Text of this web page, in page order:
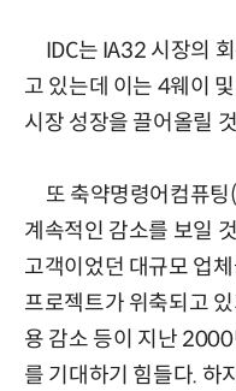
IDC는 IA32 시장의
고 있는데 이는 4웨이
시장 성장을 끌어올릴
또 축약명령어컴퓨팅
계속적인 감소를 보일
고객이었던 대규모 업
프로젝트가 위축되고
용 감소 등이 지난
를 기대하기 힘들다. 하